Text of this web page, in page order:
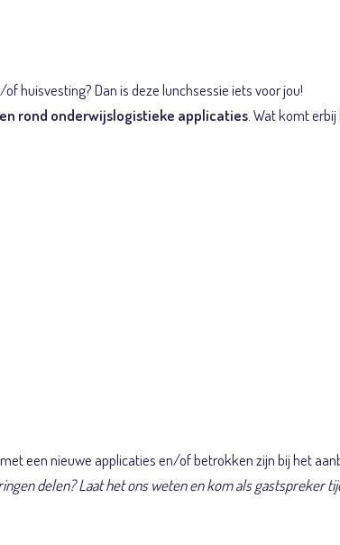
huisvesting? Dan is deze lunchsessie iets voor jou!
rond onderwijslogistieke applicaties . Wat komt
een nieuwe applicaties en/of betrokken zijn bij het
delen? Laat het ons weten en kom als gastspreker